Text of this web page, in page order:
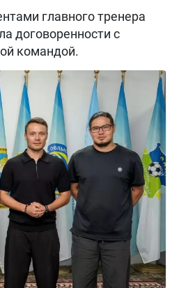
главного тренера
договоренности с
командой.